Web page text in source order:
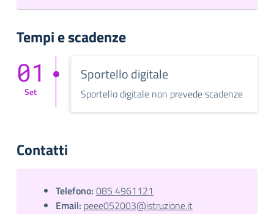
Tempi e scadenze
01
Set
Sportello digitale
Sportello digitale non prevede scadenze
Contatti
Telefono: 085 4961121
Email: peee052003@istruzione.it